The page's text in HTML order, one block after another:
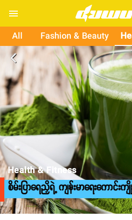
All Fashion & Beauty
arrow_back_ios
Health & Fitness
စိမ်းပြာရေညှိရဲ့ ကျန်းမာရေးကောင်းကျိုး